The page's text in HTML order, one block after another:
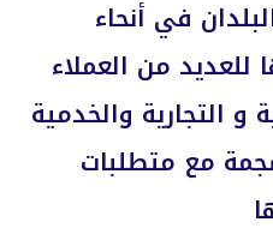
في أنحاء
للعديد من العملاء
التجارية والخدمية
مع متطلبات